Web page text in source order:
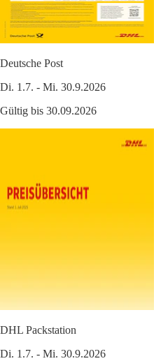
Deutsche Post
Di. 1.7. - Mi. 30.9.2026
Gültig bis 30.09.2026
DHL Packstation
Di. 1.7. - Mi. 30.9.2026